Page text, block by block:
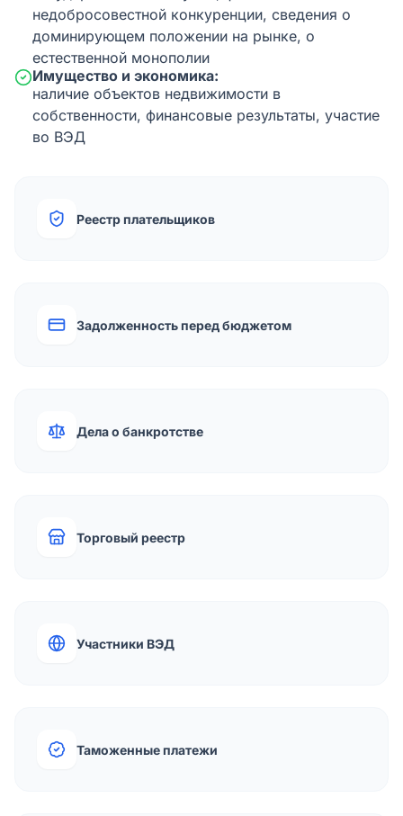
недобросовестной конкуренции, сведения о
доминирующем положении на рынке, о
естественной монополии
Имущество и экономика:
наличие объектов недвижимости в
собственности, финансовые результаты, участие
во ВЭД
Реестр плательщиков
Задолженность перед бюджетом
Дела о банкротстве
Торговый реестр
Участники ВЭД
Таможенные платежи